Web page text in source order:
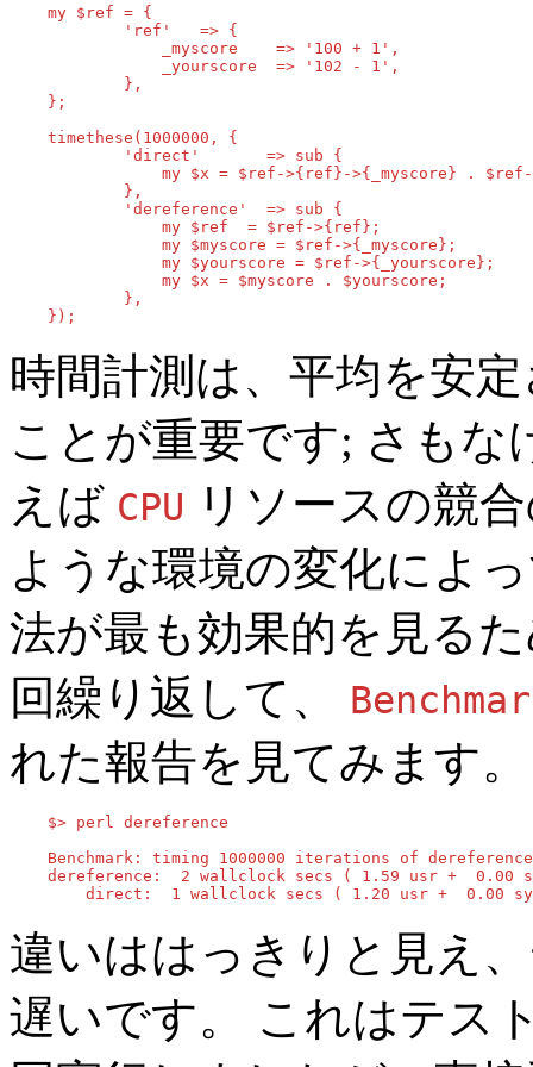
    my $ref = {
            'ref'   => {
                _myscore    => '100 + 1',
                _yourscore  => '102 - 1',
            },
    };
    timethese(1000000, {
            'direct'       => sub {
my $x = $ref->{ref}->{_myscore} .
            },
            'dereference'  => sub {
                my $ref  = $ref->{ref};
                my $myscore = $ref->{_myscore};
                my $yourscore = $ref->{_yourscore};
                my $x = $myscore . $yourscore;
            },
    });
時間計測は、平均を安
ことが重要です; さもな
えば CPU リソースの競
ような環境の変化によ
法が最も効果的を見る
回繰り返して、
れた報告を見てみます。
    $> perl dereference
Benchmark: timing 1000000 iterations of
dereference:  2 wallclock secs ( 1.59 usr +  0.00
direct:  1 wallclock secs ( 1.20 usr +  0.00
違いははっきりと見え
遅いです。 これはテス